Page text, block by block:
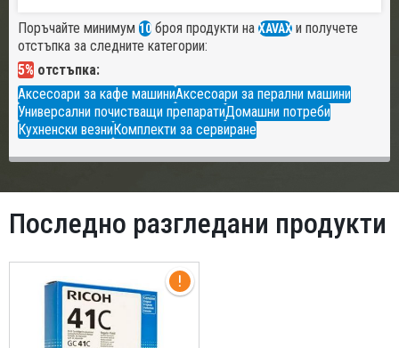
Поръчайте минимум 10 броя продукти на XAVAX и получете
отстъпка за следните категории:
5% отстъпка:
Аксесоари за кафе машиниАксесоари за перални машини
Универсални почистващи препаратиДомашни потреби
Кухненски везниКомплекти за сервиране
Последно разгледани продукти